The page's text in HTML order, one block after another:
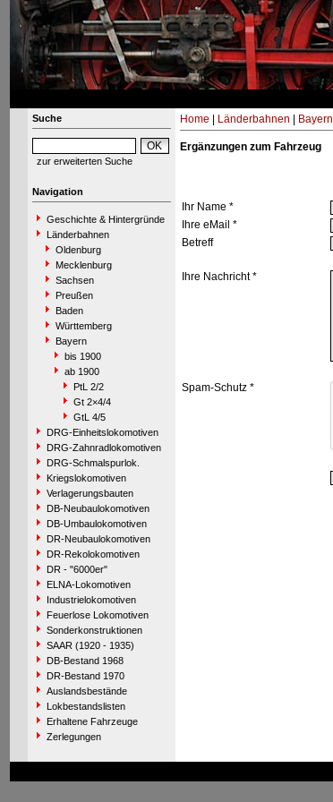
Suche
zur erweiterten Suche
Navigation
Geschichte & Hintergründe
Länderbahnen
Oldenburg
Mecklenburg
Sachsen
Preußen
Baden
Württemberg
Bayern
bis 1900
ab 1900
PtL 2/2
Gt 2×4/4
GtL 4/5
DRG-Einheitslokomotiven
DRG-Zahnradlokomotiven
DRG-Schmalspurlok.
Kriegslokomotiven
Verlagerungsbauten
DB-Neubaulokomotiven
DB-Umbaulokomotiven
DR-Neubaulokomotiven
DR-Rekolokomotiven
DR - "6000er"
ELNA-Lokomotiven
Industrielokomotiven
Feuerlose Lokomotiven
Sonderkonstruktionen
SAAR (1920 - 1935)
DB-Bestand 1968
DR-Bestand 1970
Auslandsbestände
Lokbestandslisten
Erhaltene Fahrzeuge
Zerlegungen
Home Länderbahnen Bayern
Ergänzungen zum Fahrzeug
Ihr Name *
Ihre eMail *
Betreff
Ihre Nachricht *
Spam-Schutz *